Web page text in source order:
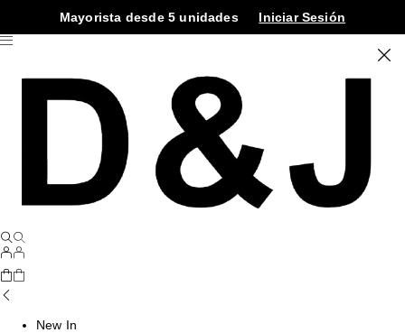
Mayorista desde 5 unidades Iniciar Sesión
New In